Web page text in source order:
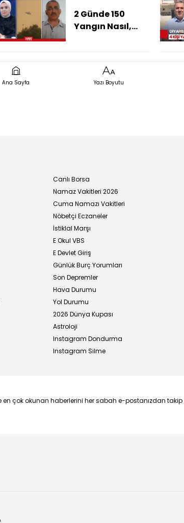
Göreve Başlayalı
Sadece 1 Ay
2 Günde 150
Yangın Nasıl,
Ana Sayfa Yazı Boyutu
Canlı Borsa
Namaz Vakitleri 2026
Cuma Namazı Vakitleri
Nöbetçi Eczaneler
İstiklal Marşı
E Okul VBS
E Devlet Giriş
Günlük Burç Yorumları
Son Depremler
Hava Durumu
Yol Durumu
2026 Dünya Kupası
Astroloji
Instagram Dondurma
Instagram Silme
en çok okunan haberlerini her sabah e-postanızdan takip